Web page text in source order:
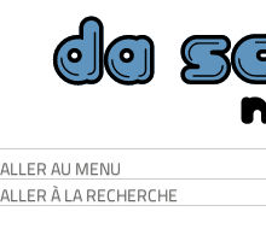
ALLER AU MENU
ALLER À LA RECHERCHE